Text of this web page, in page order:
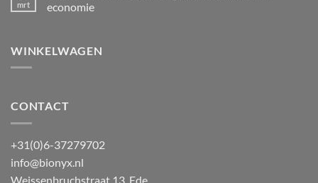
COMPOSIET
KEUKENAANRECHTBLAD
SCHOONMAKEN!
mrt
economie
Samen
met
een
circulaire
WINKELWAGEN
CONTACT
+31(0)6-37279702
info@bionyx.nl
Weissenbruchstraat 13, Ede